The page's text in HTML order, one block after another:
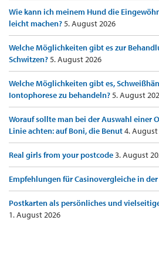
Wie kann ich meinem Hund die
leicht machen?5. August 2026
Welche Möglichkeiten gibt es zur
Schwitzen?5. August 2026
Welche Möglichkeiten gibt es,
Iontophorese zu behandeln?5. August
Worauf sollte man bei der Auswahl einer
Linie achten: auf Boni, die Benut4. August
Real girls from your postcode3. August
Empfehlungen für Casinovergleiche in der
Postkarten als persönliches und
1. August 2026